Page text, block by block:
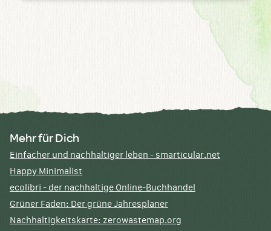
Mehr für Dich
Einfacher und nachhaltiger leben - smarticular.net
Happy Minimalist
ecolibri - der nachhaltige Online-Buchhandel
Grüner Faden: Der grüne Jahresplaner
Nachhaltigkeitskarte: zerowastemap.org